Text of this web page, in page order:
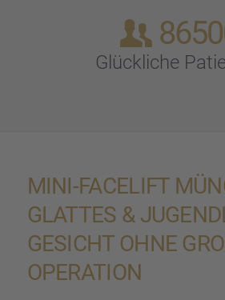
Glück­li­che
MINI-FACELIFT
GLATTES &
GESICHT OHNE
PERA­TION